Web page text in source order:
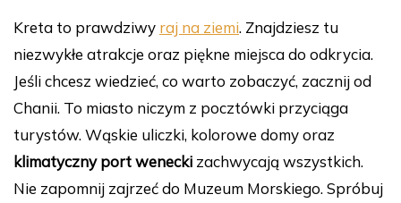
c
e
b
o
o
k
er
e
st
m
bl
r
d
di
t
k
e
dI
n
p
y
Li
n
k
Kreta to prawdziwy raj na ziemi. Znajdziesz tu
niezwykłe atrakcje oraz piękne miejsca do odkrycia.
Jeśli chcesz wiedzieć, co warto zobaczyć, zacznij od
Chanii. To miasto niczym z pocztówki przyciąga
turystów. Wąskie uliczki, kolorowe domy oraz
klimatyczny port wenecki zachwycają wszystkich.
Nie zapomnij zajrzeć do Muzeum Morskiego. Spróbuj